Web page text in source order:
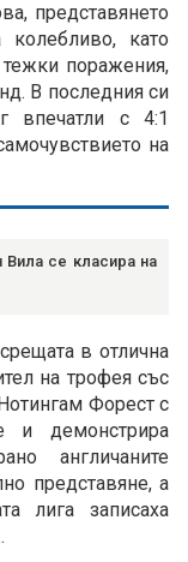
представянето
колебливо, като
поражения,
В последния си
впечатли с 4:1
на
Вила се класира на
в отлична
на трофея със
Форест с
и демонстрира
англичаните
представяне, а
лига записаха